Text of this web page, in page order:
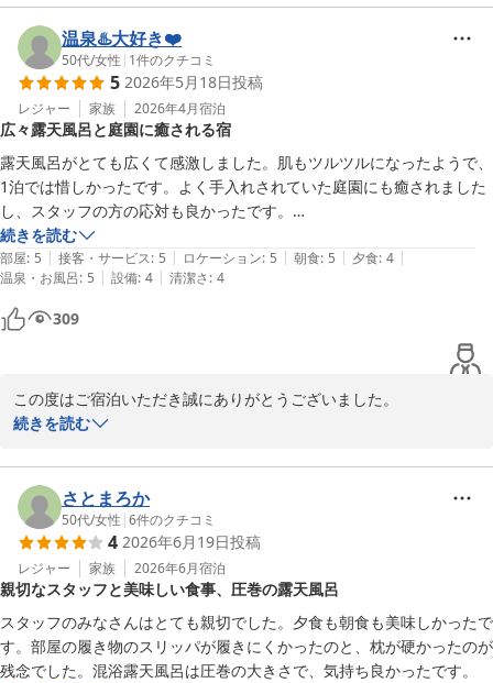
様子を大変嬉しく拝読いたしました。また、スタッフの接客にも温
かいお言葉を頂戴し、励みになります。
露天風呂の湯温管理や清掃につきましても細やかな点までご覧いた
だき、日々管理を行うスタッフにとって何よりの喜びでございま
す。夜のプロジェクター演出や、朝早くから露天風呂を楽しみにし
てくださったとのお言葉も大変光栄です。
これからも快適で心癒される空間をご提供できますよう努めてまい
ります。またお会いできます日を、スタッフ一同心よりお待ちして
おります。
玉造温泉 湯之助の宿 長楽園
2026-05-25
温泉♨️大好き❤️
50代/女性 | 1件のクチコミ
5 2026年5月18日投稿
レジャー 家族 2026年4月宿泊
広々露天風呂と庭園に癒される宿
露天風呂がとても広くて感激しました。肌もツルツルになったようで、
1泊では惜しかったです。よく手入れされていた庭園にも癒されました
し、スタッフの方の応対も良かったです。
残念な点は、夕食は美味しかったのですが、もう少しクオリティーが高
いと良かったこと、露天風呂に行くために履き替えた草履がボロボロ、
傘が足りてなかったことです。改善して頂けると嬉しいです。
続きを読む
部屋: 5 | 接客・サービス: 5 | ロケーション: 5 | 朝食: 5 | 夕食: 4 |
温泉・お風呂: 5 | 設備: 4 | 清潔さ: 4
309
この度はご宿泊いただき誠にありがとうございました。
広々とした露天風呂や庭園でお寛ぎいただき、「癒された」とのお
してもお褒めいただき、心より御礼申し上げます。
一方で、夕食の内容や、露天風呂へ向かう際の草履・傘の備品につ
きまして、ご期待に沿えずご不便をおかけしましたこと、誠に申し
訳ございません。いただいたご意見は真摯に受け止め、料理内容の
見直しや備品の点検・補充体制の強化など、改善に努めてまいりま
す。今後ともよりご満足いただける滞在をご提供できるよう精進し
てまいりますので、また機会がございましたらぜひお越しいただけ
ますと幸いです。スタッフ一同、心よりお待ち申し上げておりま
す。
続きを読む
さとまろか
50代/女性 |6件のクチコミ
4 2026年6月19日投稿
レジャー 家族 2026年6月宿泊
親切なスタッフと美味しい食事、圧巻の露天風呂
スタッフのみなさんはとても親切でした。夕食も朝食も美味しかったで
す。部屋の履き物のスリッパが履きにくかったのと、枕が硬かったのが
残念でした。混浴露天風呂は圧巻の大きさで、気持ち良かったです。